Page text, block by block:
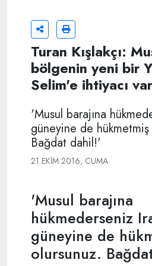
Turan Kışlakçı:
bölgenin yeni bir
Selim'e ihtiyacı var
'Musul barajına
güneyine de
Bağdat dahil!'
21 EKIM 2016, CUMA
'Musul barajına
hükmederseniz
güneyine de
olursunuz.